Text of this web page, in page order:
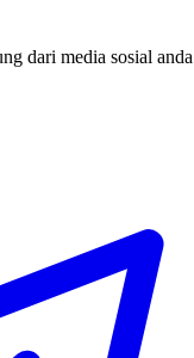
dari media sosial anda